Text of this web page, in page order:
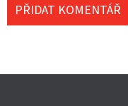
PŘIDAT KOMENTÁŘ